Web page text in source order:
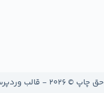
حق چاپ © 2026 - قالب وردپرس توسط